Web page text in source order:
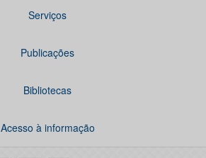
Serviços
Publicações
Bibliotecas
Acesso à informação